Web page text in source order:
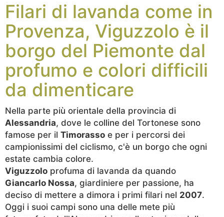
Filari di lavanda come in
Provenza, Viguzzolo è il
borgo del Piemonte dal
profumo e colori difficili
da dimenticare
Nella parte più orientale della provincia di
Alessandria, dove le colline del Tortonese sono
famose per il Timorasso e per i percorsi dei
campionissimi del ciclismo, c'è un borgo che ogni
estate cambia colore.
Viguzzolo profuma di lavanda da quando
Giancarlo Nossa, giardiniere per passione, ha
deciso di mettere a dimora i primi filari nel 2007.
Oggi i suoi campi sono una delle mete più